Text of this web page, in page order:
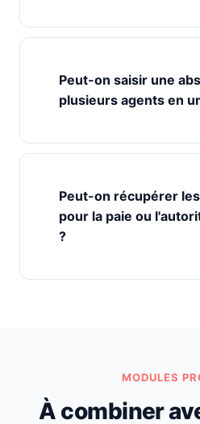
Peut-on saisir une
plusieurs agents en
Peut-on récupérer
pour la paie ou
?
MODULES
À combiner